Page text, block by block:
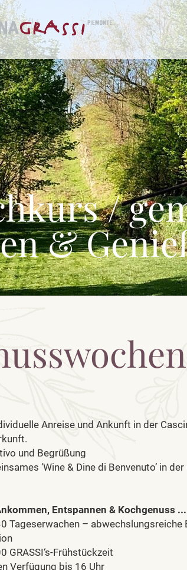
/
&
Anreise und Ankunft in der
und Begrüßung
‘Wine & Dine di Benvenuto’ in
Entspannen & Kochgenuss ...
Tageserwachen – abwechslungsreiche
GRASSI‘s-Frühstückzeit
Verfügung bis 16 Uhr